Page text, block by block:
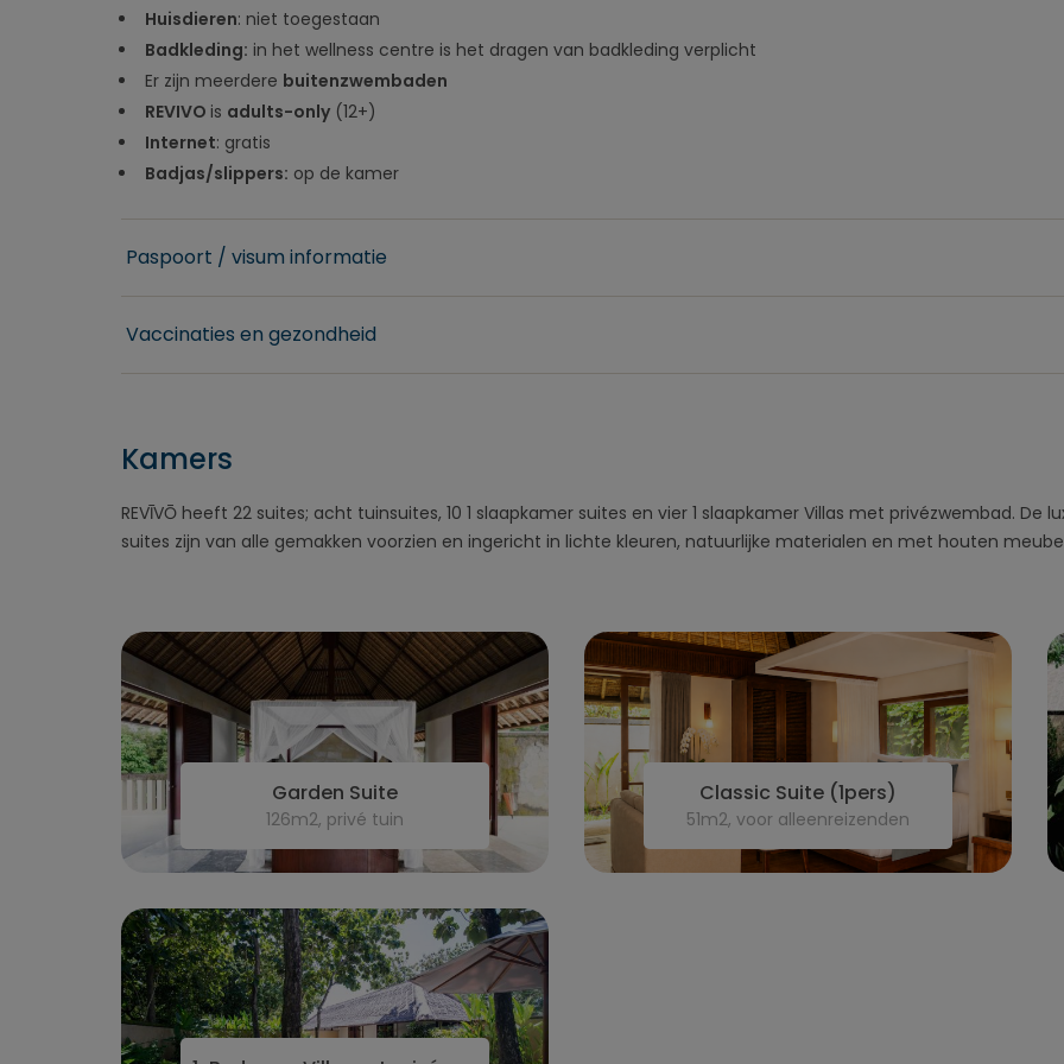
Huisdieren: niet toegestaan
Badkleding: in het wellness centre is het dragen van badkleding verplicht
Er zijn meerdere buitenzwembaden
REVIVO is adults-only (12+)
Internet: gratis
Badjas/slippers: op de kamer
Paspoort / visum informatie
Vaccinaties en gezondheid
Kamers
REVĪVŌ heeft 22 suites; acht tuinsuites, 10 1 slaapkamer suites en vier 1 slaapkamer Villas met privézwembad. De
suites zijn van alle gemakken voorzien en ingericht in lichte kleuren, natuurlijke materialen en met houten
Garden Suite
126m2, privé tuin
Classic Suite (1pers)
51m2, voor alleenreizenden